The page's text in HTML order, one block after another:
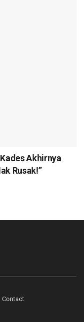
Akhirnya
Rusak!”
Contact